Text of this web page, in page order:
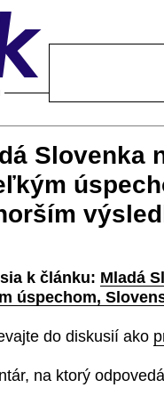
Slovenka
k článku: Mladá
úspechom,
do diskusií ako
na ktorý